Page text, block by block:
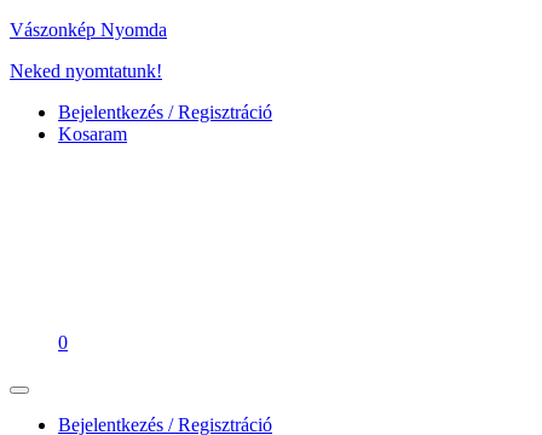
Vászonkép Nyomda
Neked nyomtatunk!
Bejelentkezés / Regisztráció
Kosaram
0
Bejelentkezés / Regisztráció